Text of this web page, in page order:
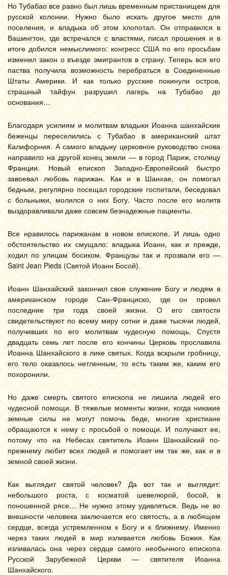
Но Тубабао все равно был лишь временным пристанищем для
русской колонии. Нужно было искать другое место для
поселения, и владыка об этом хлопотал. Он отправился в
Вашингтон, где встречался с властями, писал прошения и в
итоге добился немыслимого: конгресс США по его просьбам
изменил закон о въезде эмигрантов в страну. Теперь вся его
паства получила возможность перебраться в Соединенные
Штаты Америки. И как только русские покинули остров,
страшный тайфун разрушил лагерь на Тубабао до
основания…
Благодаря усилиям и молитвам владыки Иоанна шанхайские
беженцы переселились с Тубабао в американский штат
Калифорния. А самого владыку церковное руководство снова
направило на другой конец земли — в город Париж, столицу
Франции. Новый епископ Западно-Европейский быстро
завоевал любовь парижан. Как и в Шанхае, он помогал
бедным, регулярно посещал городские госпитали, беседовал
с больными, молился о них Богу. Часто после его молитв
выздоравливали даже совсем безнадежные пациенты.
Все нравилось парижанам в новом епископе. И лишь одно
обстоятельство их смущало: владыка Иоанн, как и прежде,
ходил по улицам босиком. Французы так и прозвали его —
Saint Jean Pieds (Святой Иоанн Босой).
Иоанн Шанхайский закончил свое служение Богу и людям в
американском городе Сан-Франциско, где он провел
последние три года своей жизни. О его святости
свидетельствуют по всему миру сотни и даже тысячи людей,
получивших по его молитвам чудесную помощь. Спустя
двадцать семь лет после его кончины Церковь прославила
Иоанна Шанхайского в лике святых. Когда вскрыли гробницу,
его тело оказалось нетленным, то есть таким же, каким его
похоронили.
Но даже смерть святого епископа не лишила людей его
чудесной помощи. В тяжелые моменты жизни, когда никакие
земные силы не могут помочь беде, многие христиане
обращаются к нему с просьбой о помощи. И получают ее,
потому что на Небесах святитель Иоанн Шанхайский по-
прежнему любит всех людей и помогает им так же, как и в
земной своей жизни.
Как выглядит святой человек? Да вот так и выглядит:
небольшого роста, с косматой шевелюрой, босой, в
поношенной рясе… Не нужно этому удивляться. Ведь не во
внешности человека заключается его святость, а в любящем
сердце, всегда устремленном к Богу и к ближнему. Именно
через таких людей в мир изливается любовь Божия. Как
изливалась она через сердце самого необычного епископа
Русской Зарубежной Церкви — святителя Иоанна
Шанхайского.